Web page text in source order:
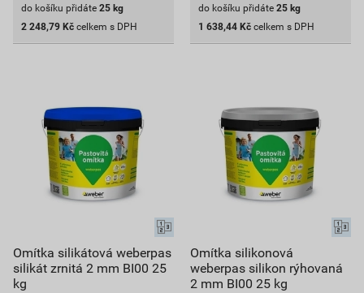
do košíku přidáte 25 kg
2 248,79 Kč celkem s DPH
do košíku přidáte 25 kg
1 638,44 Kč celkem s DPH
Omítka silikátová weberpas
silikát zrnitá 2 mm BI00 25
kg
Omítka silikonová
weberpas silikon rýhovaná
2 mm BI00 25 kg